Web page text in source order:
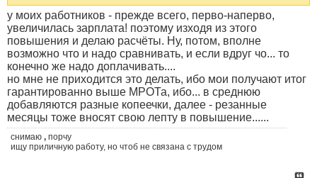
у моих работников - прежде всего, перво-наперво,
увеличилась зарплата! поэтому изходя из этого
повышения и делаю расчёты. Ну, потом, вполне
возможно что и надо сравнивать, и если вдруг чо... то
конечно же надо доплачивать....
но мне не приходится это делать, ибо мои получают итог
гарантированно выше МРОТа, ибо... в среднюю
добавляются разные копеечки, далее - резанные
месяцы тоже вносят свою лепту в повышение......
снимаю , порчу
ищу приличную работу, но чтоб не связана с трудом